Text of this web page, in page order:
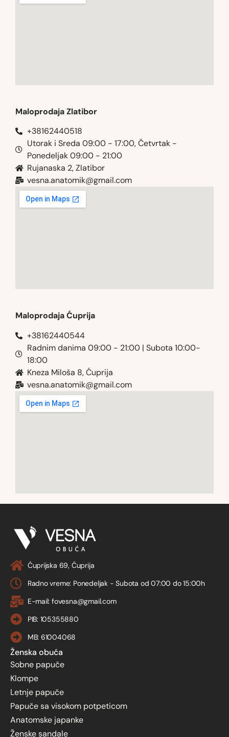
Maloprodaja Zlatibor
+38162440518
Utorak i Sreda 09:00 - 17:00, Četvrtak -
Ponedeljak 09:00 - 21:00
Rujanaska 2, Zlatibor
vesna.anatomik@gmail.com​
Maloprodaja Ćuprija
+38162440544
Radnim danima 09:00 - 21:00 | Subota 10:00-
18:00
Kneza Miloša 8, Ćuprija
vesna.anatomik@gmail.com​
Ćuprijska 69, Ćuprija
Radno vreme: Ponedeljak - Subota od 07:00 do 15:00h
E-mail: fovesna@gmail.com
PIB: 105355880
MB: 61004068
Ženska obuća
Sobne papuče
Klompe
Letnje papuče
Papuče sa visokom potpeticom
Anatomske japanke
Ženske sandale